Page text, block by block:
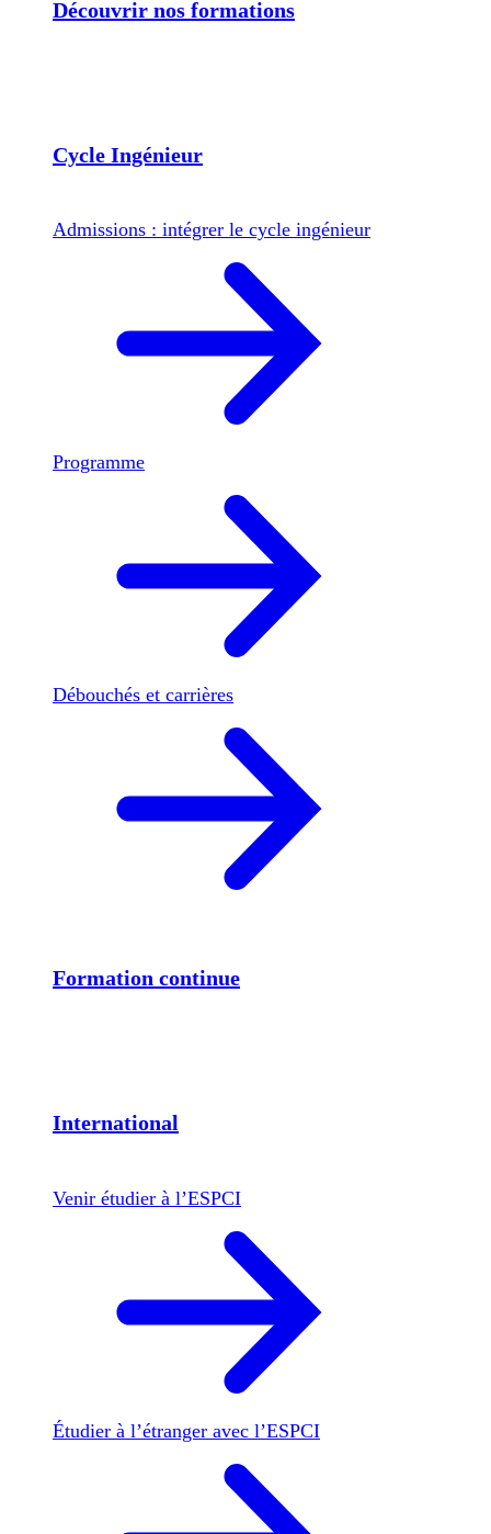
Découvrir nos formations
Cycle Ingénieur
Admissions : intégrer le cycle ingénieur
Programme
Débouchés et carrières
Formation continue
International
Venir étudier à l’ESPCI
Étudier à l’étranger avec l’ESPCI